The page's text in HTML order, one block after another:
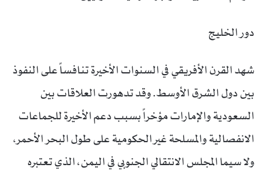
دور الخليج
شهد القرن الأفريقي في السنوات الأخيرة تنافساً على النفوذ
بين دول الشرق الأوسط. وقد تدهورت العلاقات بين
السعودية والإمارات مؤخراً بسبب دعم الأخيرة للجماعات
الانفصالية والمسلحة غير الحكومية على طول البحر الأحمر،
ولا سيما المجلس الانتقالي الجنوبي في اليمن، الذي تعتبره